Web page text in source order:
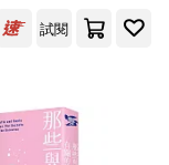
試閱